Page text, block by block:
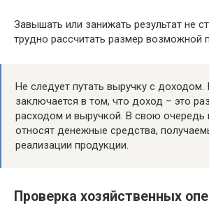
Завышать или занижать результат не
трудно рассчитать размер возможной
Не следует путать выручку с доходом.
заключается в том, что доход – это
расходом и выручкой. В свою очередь
относят денежные средства,
реализации продукции.
Проверка хозяйственных